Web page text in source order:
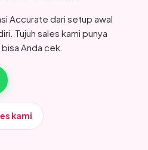
Accurate dari setup awal
Tujuh sales kami punya
Anda cek.
kami